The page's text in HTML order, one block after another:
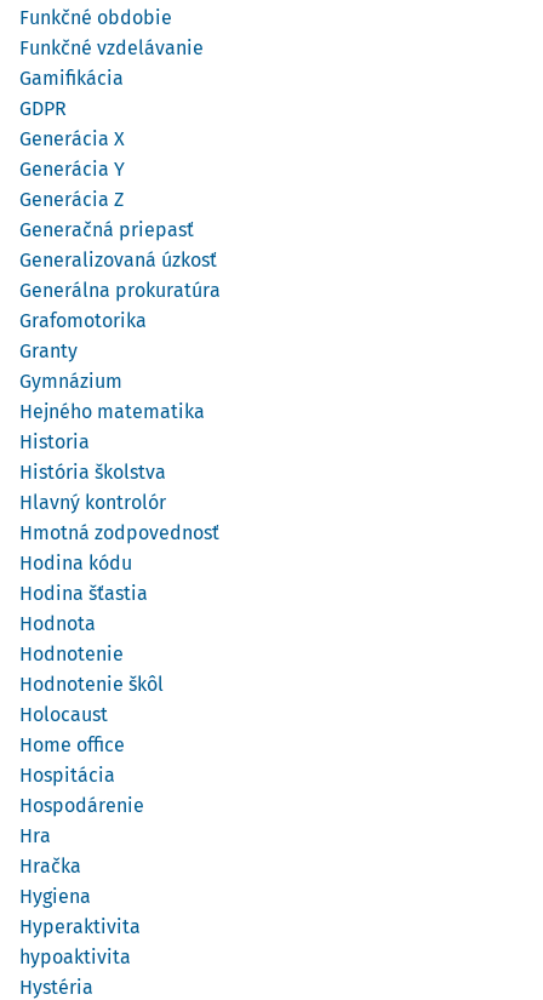
Funkčné obdobie
Funkčné vzdelávanie
Gamifikácia
GDPR
Generácia X
Generácia Y
Generácia Z
Generačná priepasť
Generalizovaná úzkosť
Generálna prokuratúra
Grafomotorika
Granty
Gymnázium
Hejného matematika
Historia
História školstva
Hlavný kontrolór
Hmotná zodpovednosť
Hodina kódu
Hodina šťastia
Hodnota
Hodnotenie
Hodnotenie škôl
Holocaust
Home office
Hospitácia
Hospodárenie
Hra
Hračka
Hygiena
Hyperaktivita
hypoaktivita
Hystéria